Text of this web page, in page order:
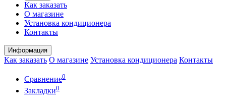
Как заказать
О магазине
Установка кондиционера
Контакты
Информация
Как заказать О магазине Установка кондиционера Контакты
Сравнение0
Закладки0